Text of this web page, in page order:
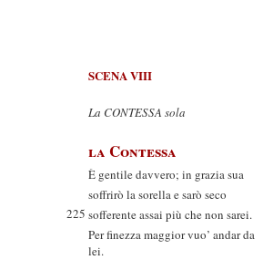
SCENA VIII
La CONTESSA sola
la Contessa
È gentile davvero; in grazia sua
soffrirò la sorella e sarò seco
225 sofferente assai più che non sarei.
Per finezza maggior vuo’ andar da
lei.